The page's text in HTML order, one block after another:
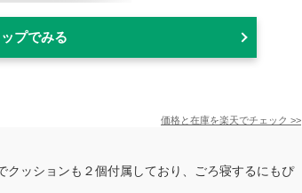
プでみる
価格と在庫を楽天でチェック >>
ッションも２個付属しており、ごろ寝するにもぴ